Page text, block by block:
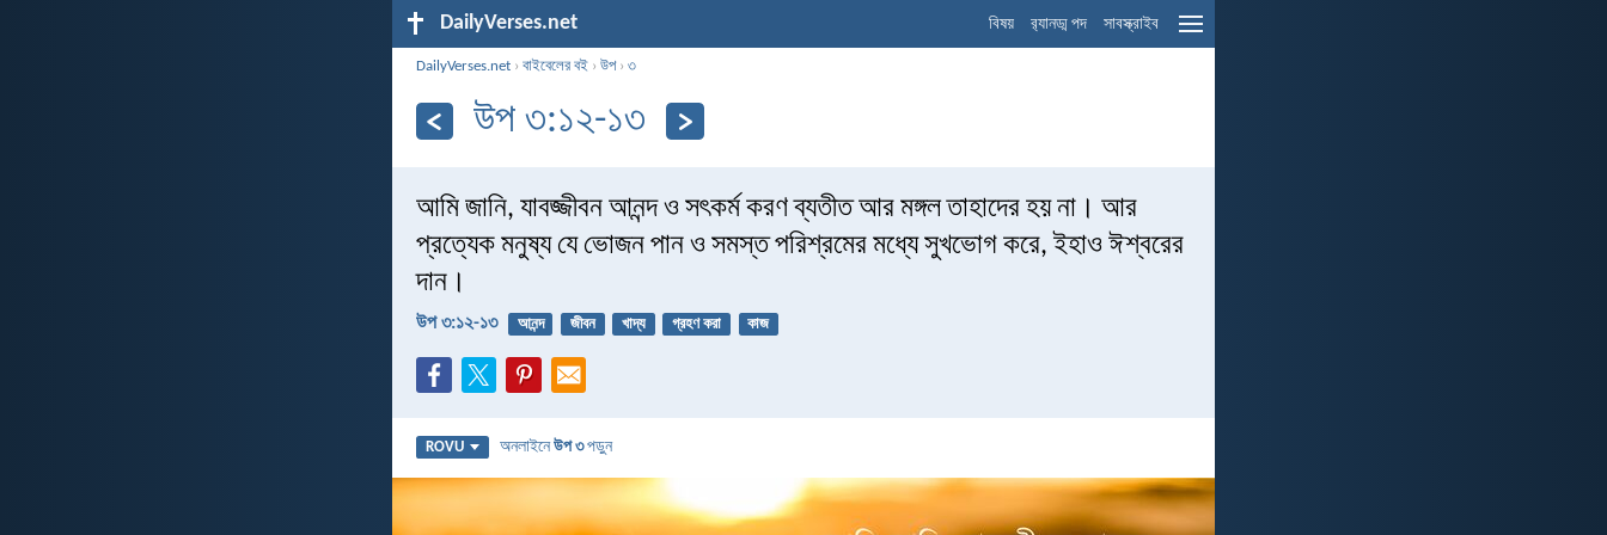
DailyVerses.net বিষয় র‌্যানড্ম পদ সাবস্ক্রাইব
DailyVerses.net ›বাইবেলের বই ›উপ›৩
উপ ৩:১২-১৩
আমি জানি, যাবজ্জীবন আনন্দ ও সৎকর্ম করণ ব্যতীত আর মঙ্গল তাহাদের হয় না। আর
প্রত্যেক মনুষ্য যে ভোজন পান ও সমস্ত পরিশ্রমের মধ্যে সুখভোগ করে, ইহাও ঈশ্বরের
দান।
উপ ৩:১২-১৩ আনন্দ জীবন খাদ্য গ্রহণ করা কাজ
ROVU অনলাইনেউপ ৩পড়ুন